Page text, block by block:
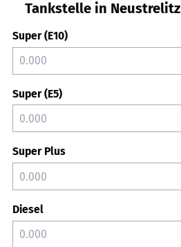
Tankstelle in Neustrelitz
Super (E10)
Super (E5)
Super Plus
Diesel